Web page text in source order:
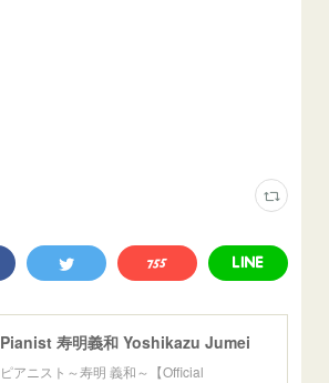
Pianist 寿明義和 Yoshikazu Jumei
ピアニスト～寿明 義和～【Official